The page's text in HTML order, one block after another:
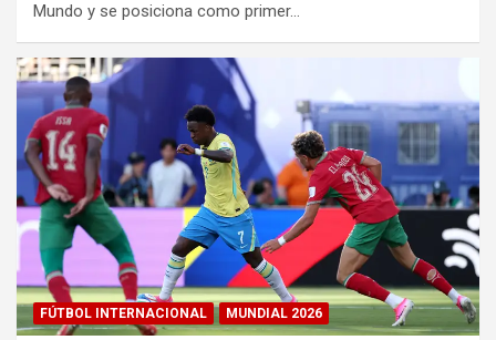
Mundo y se posiciona como primer…
FÚTBOL INTERNACIONAL MUNDIAL 2026